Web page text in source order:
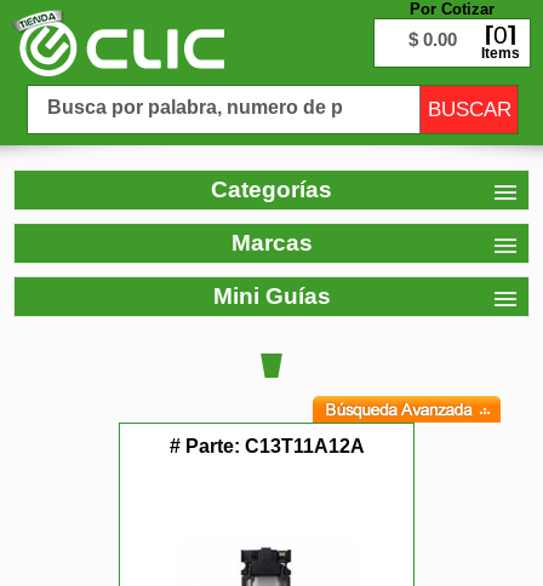
Por Cotizar
$ 0.00 0
Items
Categorías
Marcas
Mini Guías
# Parte: C13T11A12A